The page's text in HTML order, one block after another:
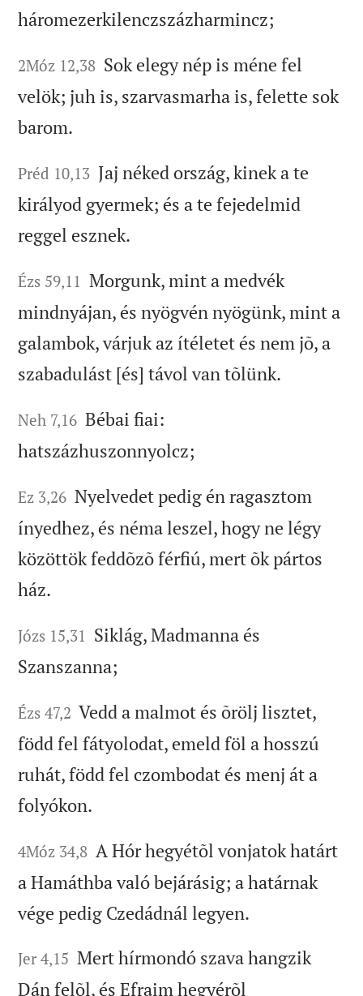
háromezerkilenczszázharmincz;
2Móz 12,38 Sok elegy nép is méne fel
velök; juh is, szarvasmarha is, felette sok
barom.
Préd 10,13 Jaj néked ország, kinek a te
királyod gyermek; és a te fejedelmid
reggel esznek.
Ézs 59,11 Morgunk, mint a medvék
mindnyájan, és nyögvén nyögünk, mint a
galambok, várjuk az ítéletet és nem jõ, a
szabadulást [és] távol van tõlünk.
Neh 7,16 Bébai fiai:
hatszázhuszonnyolcz;
Ez 3,26 Nyelvedet pedig én ragasztom
ínyedhez, és néma leszel, hogy ne légy
közöttök feddõzõ férfiú, mert õk pártos
ház.
Józs 15,31 Siklág, Madmanna és
Szanszanna;
Ézs 47,2 Vedd a malmot és õrölj lisztet,
född fel fátyolodat, emeld föl a hosszú
ruhát, född fel czombodat és menj át a
folyókon.
4Móz 34,8 A Hór hegyétõl vonjatok határt
a Hamáthba való bejárásig; a határnak
vége pedig Czedádnál legyen.
Jer 4,15 Mert hírmondó szava hangzik
Dán felõl, és Efraim hegyérõl